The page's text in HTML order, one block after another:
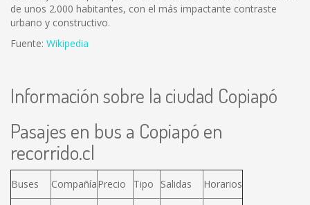
de unos 2.000 habitantes, con el más impactante contraste
urbano y constructivo.
Fuente: Wikipedia
Información sobre la ciudad Copiapó
Pasajes en bus a Copiapó en
recorrido.cl
Buses CompañíaPrecio Tipo Salidas Horarios